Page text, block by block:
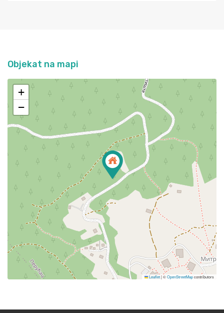
Objekat na mapi
+
−
Leaflet|©OpenStreetMapcontributors